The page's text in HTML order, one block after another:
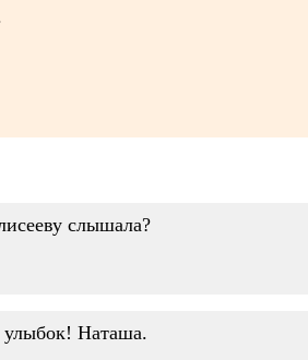
слышала?
Наташа.